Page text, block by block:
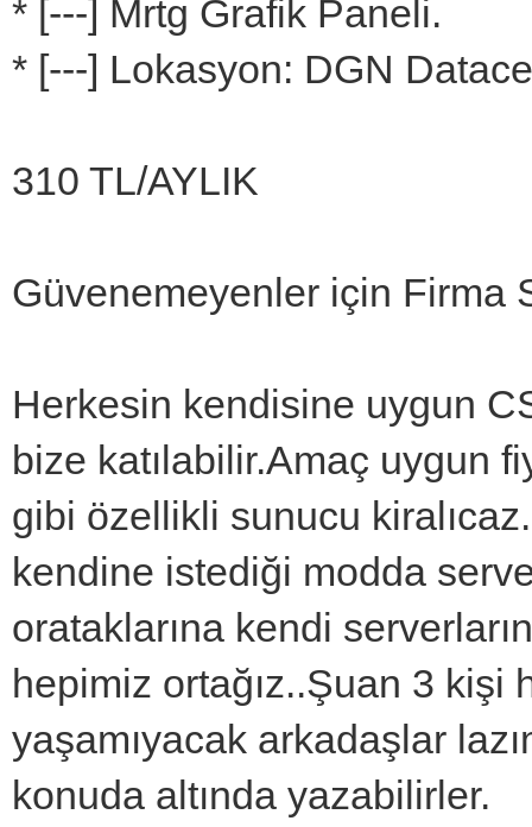
* [---] Mrtg Grafik Paneli.
* [---] Lokasyon: DGN
310 TL/AYLIK
Güvenemeyenler için Firma
Herkesin kendisine uygun
bize katılabilir.Amaç uygun
gibi özellikli sunucu
kendine istediği modda
orataklarına kendi
hepimiz ortağız..Şuan 3 kişi
yaşamıyacak arkadaşlar
konuda altında yazabilirler.